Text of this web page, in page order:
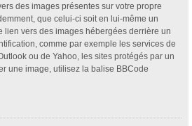
des images présentes sur votre propre
que celui-ci soit en lui-même un
lien vers des images hébergées derrière un
comme par exemple les services de
ou de Yahoo, les sites protégés par un
une image, utilisez la balise BBCode